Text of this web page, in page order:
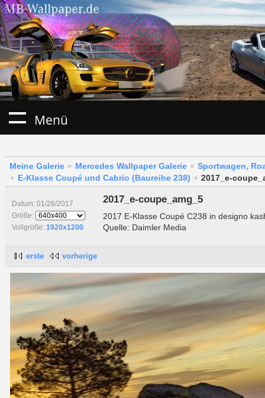
Menü
Meine Galerie Mercedes Wallpaper Galerie
Sportwagen,
E-Klasse Coupé und Cabrio (Baureihe 238)
2017_e-
Datum: 01/26/2017
Größe:
Vollgröße: 1920x1200
2017_e-coupe_amg_5
2017 E-Klasse Coupé C238 in designo
Quelle: Daimler Media
erste vorherige